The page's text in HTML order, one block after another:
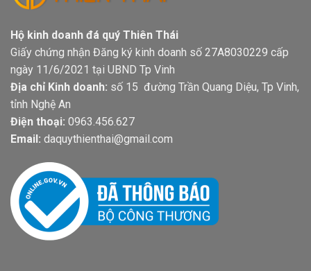
Hộ kinh doanh đá quý Thiên Thái
Giấy chứng nhận Đăng ký kinh doanh số 27A8030229 cấp
ngày 11/6/2021 tại UBND Tp Vinh
Địa chỉ Kinh doanh: số 15 đường Trần Quang Diệu, Tp Vinh,
tỉnh Nghệ An
Điện thoại: 0963.456.627
Email: daquythienthai@gmail.com